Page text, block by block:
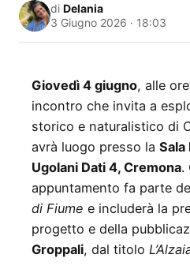
di Delania
3 Giugno 2026 · 18:03
Giovedì 4 giugno, alle ore
incontro che invita a
storico e naturalistico di
avrà luogo presso la Sala
Ugolani Dati 4, Cremona.
appuntamento fa parte
di Fiume e includerà la
progetto e della
Groppali, dal titolo